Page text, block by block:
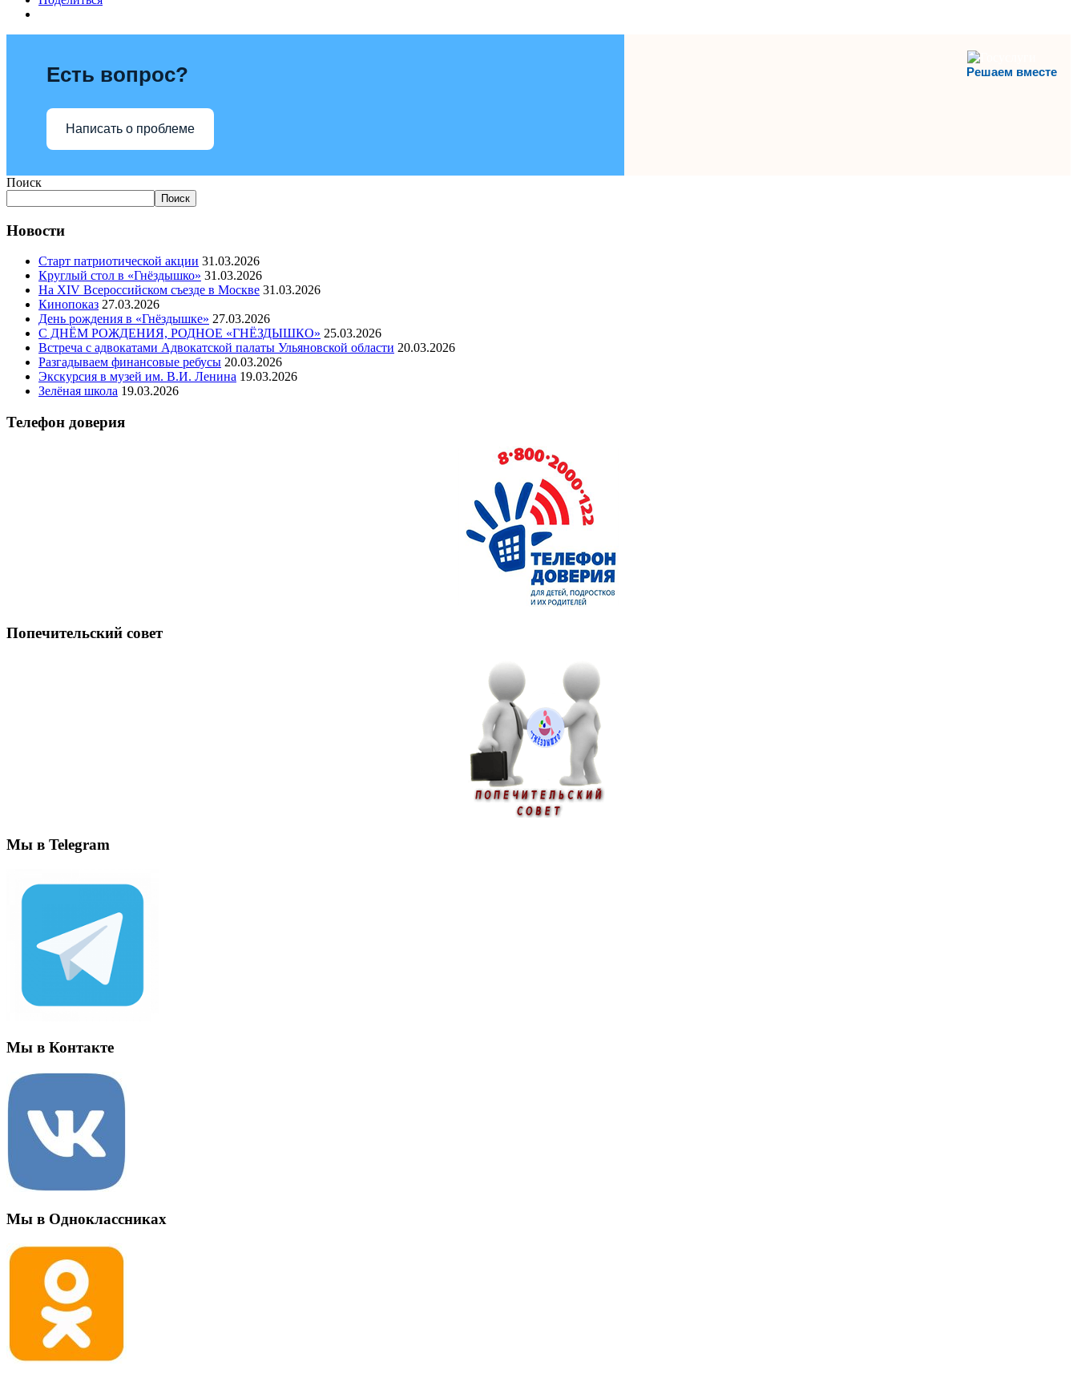
Решаем вместе
Есть вопрос?
Написать о проблеме
Поиск
Поиск
Новости
Старт патриотической акции 31.03.2026
Круглый стол в «Гнёздышко» 31.03.2026
На XIV Всероссийском съезде в Москве 31.03.2026
Кинопоказ 27.03.2026
День рождения в «Гнёздышке» 27.03.2026
С ДНЁМ РОЖДЕНИЯ, РОДНОЕ «ГНЁЗДЫШКО» 25.03.2026
Встреча с адвокатами Адвокатской палаты Ульяновской области 20.03.2026
Разгадываем финансовые ребусы 20.03.2026
Экскурсия в музей им. В.И. Ленина 19.03.2026
Зелёная школа 19.03.2026
Телефон доверия
Попечительский совет
Мы в Telegram
Мы в Контакте
Мы в Одноклассниках